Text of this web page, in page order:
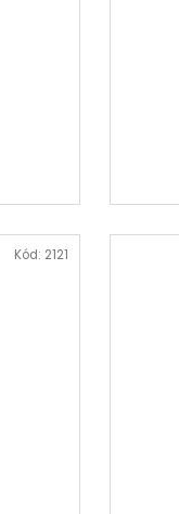
Kód: 2121